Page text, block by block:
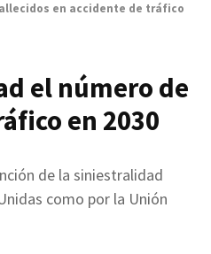
en accidente de tráfico
el número de
en 2030
de la siniestralidad
como por la Unión